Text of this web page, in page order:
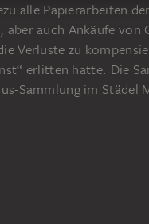
alle Papierarbeiten
aber auch Ankäufe von
Verluste zu
erlitten hatte. Die
Sammlung im Städel